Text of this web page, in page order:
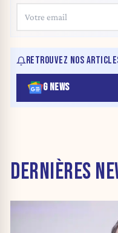
RETROUVEZ NOS
G NEWS
DERNIÈRES